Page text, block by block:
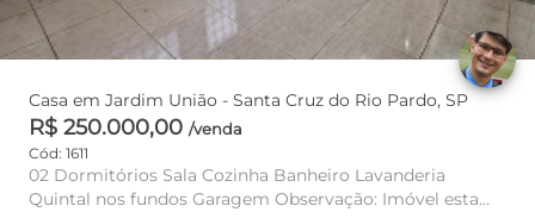
Casa em Jardim União - Santa Cruz do Rio Pardo, SP
R$ 250.000,00 /venda
Cód: 1611
02 Dormitórios Sala Cozinha Banheiro Lavanderia
Quintal nos fundos Garagem Observação: Imóvel esta